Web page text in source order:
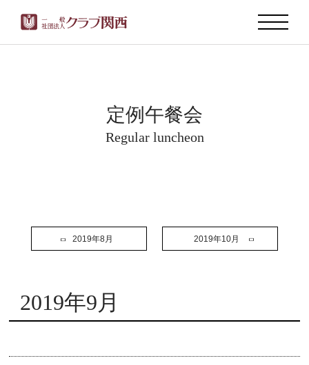
定例午餐会
Regular luncheon
2019年8月 2019年10月
2019年9月